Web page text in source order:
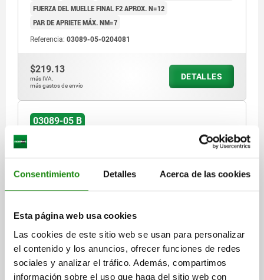
Consentimiento Detalles Acerca de las cookies
Esta página web usa cookies
Las cookies de este sitio web se usan para personalizar
el contenido y los anuncios, ofrecer funciones de redes
sociales y analizar el tráfico. Además, compartimos
información sobre el uso que haga del sitio web con
FUERZA DEL MUELLE FINAL F2 APROX. N=12
PAR DE APRIETE MÁX. NM=7
Referencia: 03089-05-0204081
$219.13
más IVA.
más gastos de envío
DETALLES
03089-05 B
PERNO DE BLOQUEO MIT ÖSENGRIFF TA.1
D1=M10X1, D=5, FORMA:B SIN RANURA DE BLOQUEO
COMP:TERMOPLÁSTICO GRIS ANTRACITA RAL7021
LONGITUD=52,2 MATERIAL DEL CUERPO DE BASE=ACERO